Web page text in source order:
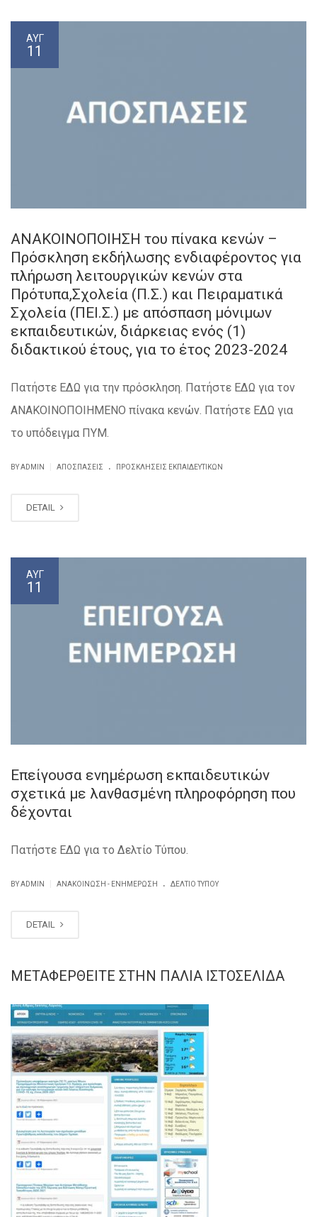
ΑΥΓ
11
ΑΝΑΚΟΙΝΟΠΟΙΗΣΗ του πίνακα κενών –
Πρόσκληση εκδήλωσης ενδιαφέροντος για
πλήρωση λειτουργικών κενών στα
Πρότυπα,Σχολεία (Π.Σ.) και Πειραματικά
Σχολεία (ΠΕΙ.Σ.) με απόσπαση μόνιμων
εκπαιδευτικών, διάρκειας ενός (1)
διδακτικού έτους, για το έτος 2023-2024
Πατήστε ΕΔΩ για την πρόσκληση. Πατήστε ΕΔΩ για τον
ΑΝΑΚΟΙΝΟΠΟΙΗΜΕΝΟ πίνακα κενών. Πατήστε ΕΔΩ για
το υπόδειγμα ΠΥΜ.
BY ADMIN ΑΠΟΣΠΆΣΕΙΣ . ΠΡΟΣΚΛΗΣΕΙΣ ΕΚΠΑΙΔΕΥΤΙΚΏΝ
DETAIL
ΑΥΓ
11
Επείγουσα ενημέρωση εκπαιδευτικών
σχετικά με λανθασμένη πληροφόρηση που
δέχονται
Πατήστε ΕΔΩ για το Δελτίο Τύπου.
BY ADMIN ΑΝΑΚΟΊΝΩΣΗ - ΕΝΗΜΈΡΩΣΗ . ΔΕΛΤΊΟ ΤΎΠΟΥ
DETAIL
ΜΕΤΑΦΕΡΘΕΊΤΕ ΣΤΗΝ ΠΑΛΙΆ ΙΣΤΟΣΕΛΊΔΑ